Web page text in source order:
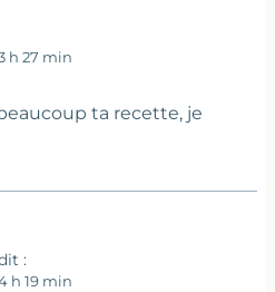
h 27 min
ta recette, je
:
h 19 min